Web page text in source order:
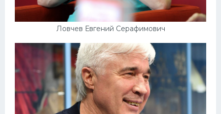
Ловчев Евгений Серафимович